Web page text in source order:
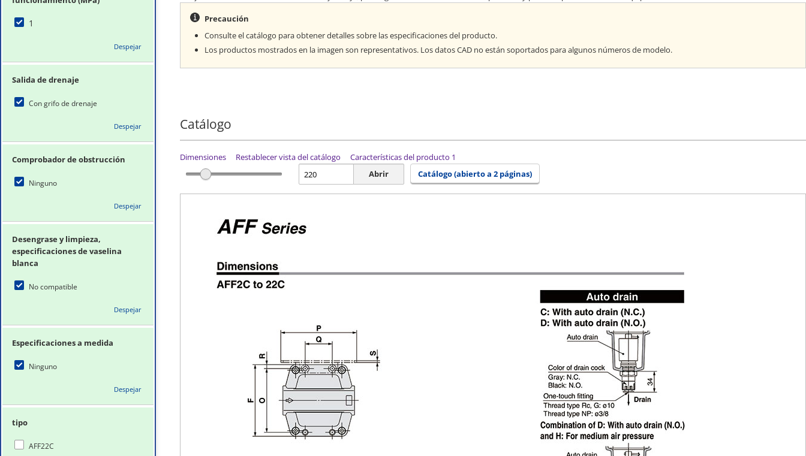
1
Despejar
Salida de drenaje
Con grifo de drenaje
Despejar
Comprobador de obstrucción
Ninguno
Despejar
Desengrase y limpieza,
especificaciones de vaselina
blanca
No compatible
Despejar
Especificaciones a medida
Ninguno
Despejar
tipo
AFF22C
Precaución
Consulte el catálogo para obtener detalles sobre las especificaciones del producto.
Los productos mostrados en la imagen son representativos. Los datos CAD no están soportados para algunos números de modelo.
Catálogo
Dimensiones Restablecer vista del catálogo
Características del producto 1
Abrir
Catálogo (abierto a 2 páginas)